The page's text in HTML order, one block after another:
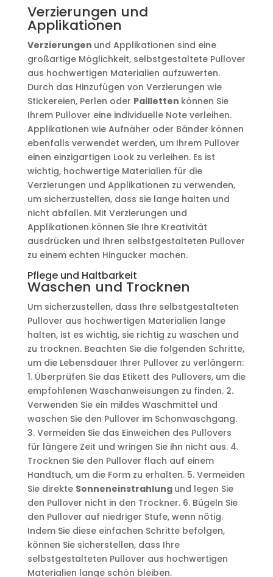
Verzierungen und
Applikationen
Verzierungen und Applikationen sind eine
großartige Möglichkeit, selbstgestaltete Pullover
aus hochwertigen Materialien aufzuwerten.
Durch das Hinzufügen von Verzierungen wie
Stickereien, Perlen oder Pailletten können Sie
Ihrem Pullover eine individuelle Note verleihen.
Applikationen wie Aufnäher oder Bänder können
ebenfalls verwendet werden, um Ihrem Pullover
einen einzigartigen Look zu verleihen. Es ist
wichtig, hochwertige Materialien für die
Verzierungen und Applikationen zu verwenden,
um sicherzustellen, dass sie lange halten und
nicht abfallen. Mit Verzierungen und
Applikationen können Sie Ihre Kreativität
ausdrücken und Ihren selbstgestalteten Pullover
zu einem echten Hingucker machen.
Pflege und Haltbarkeit
Waschen und Trocknen
Um sicherzustellen, dass Ihre selbstgestalteten
Pullover aus hochwertigen Materialien lange
halten, ist es wichtig, sie richtig zu waschen und
zu trocknen. Beachten Sie die folgenden Schritte,
um die Lebensdauer Ihrer Pullover zu verlängern:
1. Überprüfen Sie das Etikett des Pullovers, um die
empfohlenen Waschanweisungen zu finden. 2.
Verwenden Sie ein mildes Waschmittel und
waschen Sie den Pullover im Schonwaschgang.
3. Vermeiden Sie das Einweichen des Pullovers
für längere Zeit und wringen Sie ihn nicht aus. 4.
Trocknen Sie den Pullover flach auf einem
Handtuch, um die Form zu erhalten. 5. Vermeiden
Sie direkte Sonneneinstrahlung und legen Sie
den Pullover nicht in den Trockner. 6. Bügeln Sie
den Pullover auf niedriger Stufe, wenn nötig.
Indem Sie diese einfachen Schritte befolgen,
können Sie sicherstellen, dass Ihre
selbstgestalteten Pullover aus hochwertigen
Materialien lange schön bleiben.